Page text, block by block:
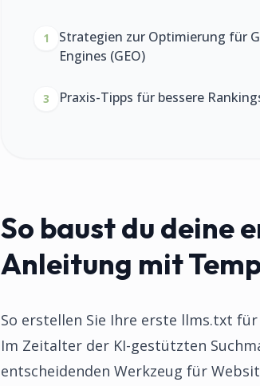
1
Strategien zur Optimierung für
Engines (GEO)
3 Praxis-Tipps für bessere
So baust du
Anleitung mit
So erstellen Sie Ihre erste llms.txt
Im Zeitalter der KI-gestützten
entscheidenden Werkzeug für